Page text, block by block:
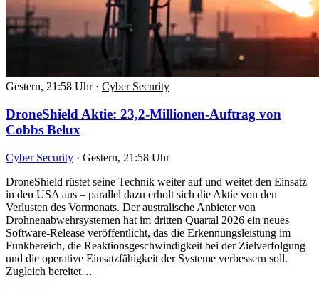
Gestern, 21:58 Uhr · Cyber Security
DroneShield Aktie: 23,2-Millionen-Auftrag von
Cobbs Belux
Cyber Security · Gestern, 21:58 Uhr
DroneShield rüstet seine Technik weiter auf und weitet den Einsatz
in den USA aus – parallel dazu erholt sich die Aktie von den
Verlusten des Vormonats. Der australische Anbieter von
Drohnenabwehrsystemen hat im dritten Quartal 2026 ein neues
Software-Release veröffentlicht, das die Erkennungsleistung im
Funkbereich, die Reaktionsgeschwindigkeit bei der Zielverfolgung
und die operative Einsatzfähigkeit der Systeme verbessern soll.
Zugleich bereitet…